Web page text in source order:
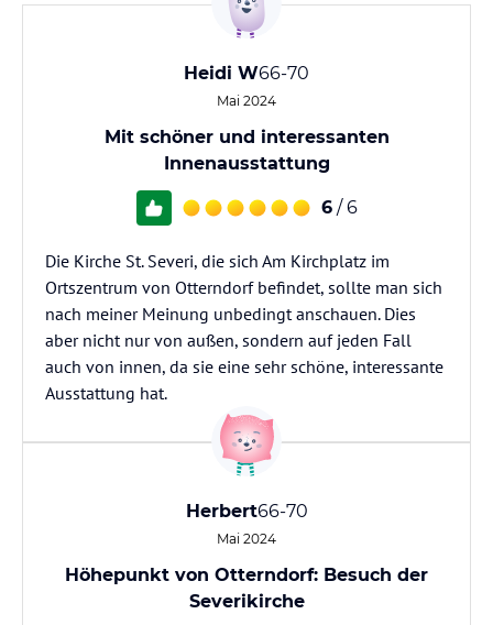
Heidi W66-70
Mai 2024
Mit schöner und interessanten
Innenausstattung
6 / 6
Die Kirche St. Severi, die sich Am Kirchplatz im
Ortszentrum von Otterndorf befindet, sollte man sich
nach meiner Meinung unbedingt anschauen. Dies
aber nicht nur von außen, sondern auf jeden Fall
auch von innen, da sie eine sehr schöne, interessante
Ausstattung hat.
Herbert66-70
Mai 2024
Höhepunkt von Otterndorf: Besuch der
Severikirche